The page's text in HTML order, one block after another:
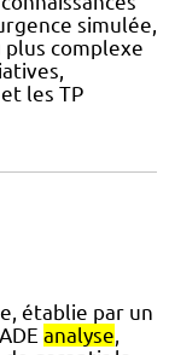
simulée,
complexe
les TP
établie par un
analyse,